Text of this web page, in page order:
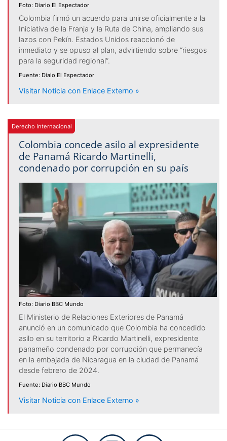
Foto: Diario El Espectador
Colombia firmó un acuerdo para unirse oficialmente a la
Iniciativa de la Franja y la Ruta de China, ampliando sus
lazos con Pekín. Estados Unidos reaccionó de
inmediato y se opuso al plan, advirtiendo sobre “riesgos
para la seguridad regional”.
Fuente: Diaio El Espectador
Visitar Noticia con Enlace Externo »
Derecho Internacional
Colombia concede asilo al expresidente
de Panamá Ricardo Martinelli,
condenado por corrupción en su país
Foto: Diario BBC Mundo
El Ministerio de Relaciones Exteriores de Panamá
anunció en un comunicado que Colombia ha concedido
asilo en su territorio a Ricardo Martinelli, expresidente
panameño condenado por corrupción que permanecía
en la embajada de Nicaragua en la ciudad de Panamá
desde febrero de 2024.
Fuente: Diario BBC Mundo
Visitar Noticia con Enlace Externo »